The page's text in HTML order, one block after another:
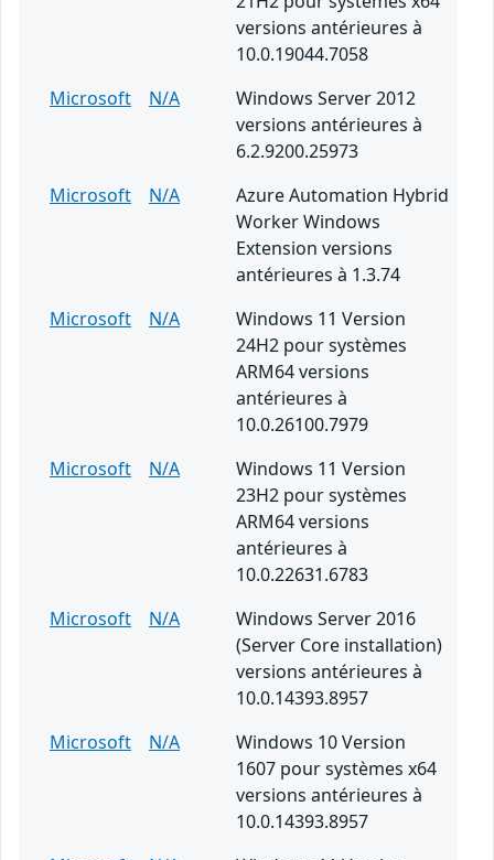
versions antérieures à
10.0.19044.7058
Microsoft
N/A
Windows Server 2012
versions antérieures à
6.2.9200.25973
Microsoft
N/A
Azure Automation Hybrid
Worker Windows
Extension versions
antérieures à 1.3.74
Microsoft
N/A
Windows 11 Version
24H2 pour systèmes
ARM64 versions
antérieures à
10.0.26100.7979
Microsoft
N/A
Windows 11 Version
23H2 pour systèmes
ARM64 versions
antérieures à
10.0.22631.6783
Microsoft
N/A
Windows Server 2016
(Server Core installation)
versions antérieures à
10.0.14393.8957
Microsoft
N/A
Windows 10 Version
1607 pour systèmes x64
versions antérieures à
10.0.14393.8957